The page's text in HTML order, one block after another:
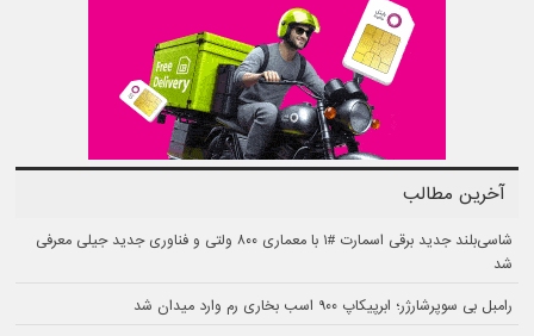
آخرین مطالب
شاسی‌بلند جدید برقی اسمارت #۱ با معماری ۸۰۰ ولتی و فناوری جدید جیلی معرفی
شد
رامبل بی سوپرشارژر؛ ابرپیکاپ ۹۰۰ اسب بخاری رم وارد میدان شد